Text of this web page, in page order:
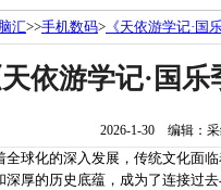
汇>>手机数码> 《天依游学记·国
天依游学记·国
2026-1-30 编辑：
化的深入发展，传统文化面临
深厚的历史底蕴，成为了连接过